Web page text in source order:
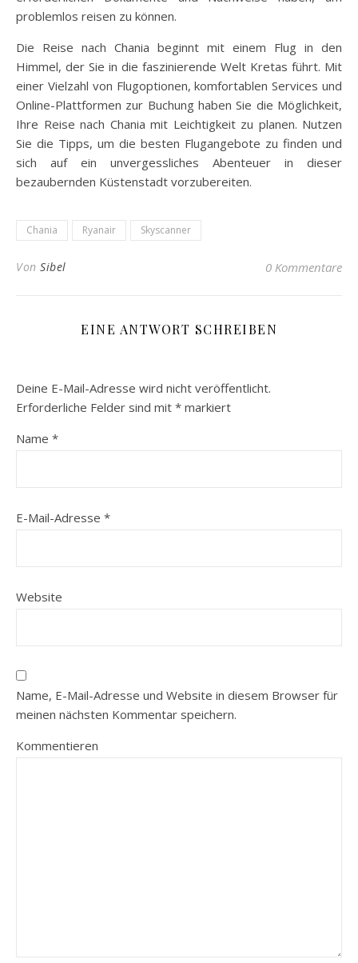
problemlos reisen zu können.
Die Reise nach Chania beginnt mit einem Flug in den
Himmel, der Sie in die faszinierende Welt Kretas führt. Mit
einer Vielzahl von Flugoptionen, komfortablen Services und
Online-Plattformen zur Buchung haben Sie die Möglichkeit,
Ihre Reise nach Chania mit Leichtigkeit zu planen. Nutzen
Sie die Tipps, um die besten Flugangebote zu finden und
sich auf ein unvergessliches Abenteuer in dieser
bezaubernden Küstenstadt vorzubereiten.
Chania Ryanair Skyscanner
Von Sibel 0 Kommentare
EINE ANTWORT SCHREIBEN
Deine E-Mail-Adresse wird nicht veröffentlicht.
Erforderliche Felder sind mit * markiert
Name *
E-Mail-Adresse *
Website
Name, E-Mail-Adresse und Website in diesem Browser für
meinen nächsten Kommentar speichern.
Kommentieren